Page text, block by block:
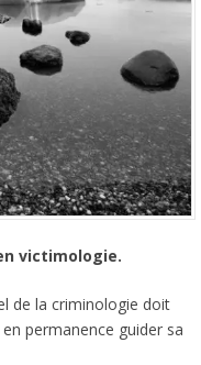
victimologie.
de la criminologie doit
permanence guider sa